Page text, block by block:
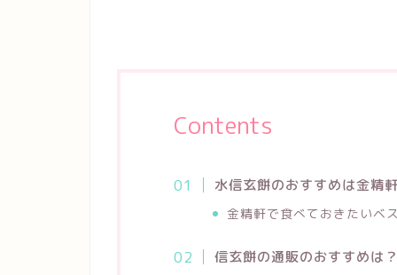
Contents
水信玄餅のおすすめは金精軒
金精軒で食べておきたいベ
信玄餅の通販のおすすめは？